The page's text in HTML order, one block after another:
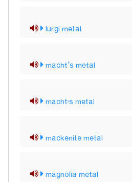
lurgi metal
macht’s metal
macht's metal
mackenite metal
magnolia metal